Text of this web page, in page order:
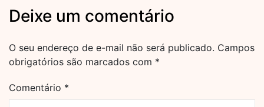
Deixe um comentário
O seu endereço de e-mail não será publicado. Campos
obrigatórios são marcados com *
Comentário *